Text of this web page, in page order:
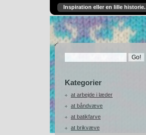
Inspiration eller en lille historie.
Kategorier
at arbejde i læder
at båndvæve
at batikfarve
at brikvæve